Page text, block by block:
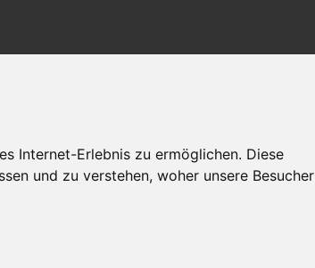
Internet-Erlebnis zu ermöglichen. Diese
und zu verstehen, woher unsere Besucher